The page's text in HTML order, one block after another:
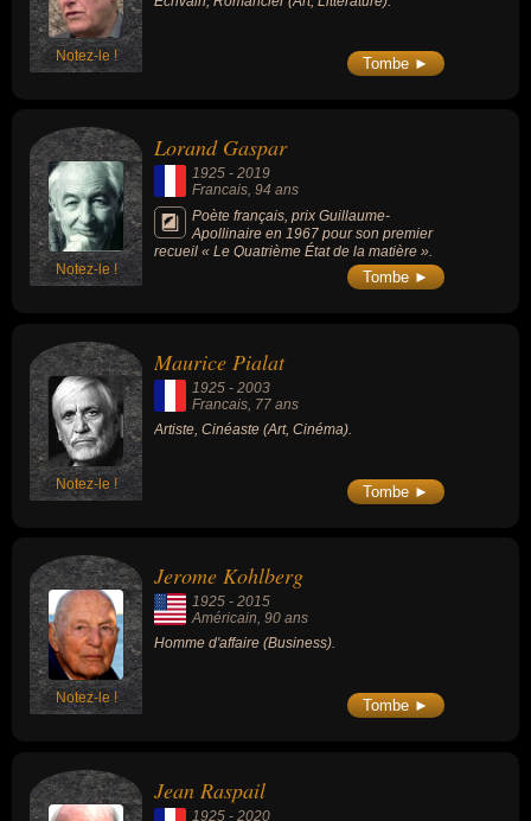
Notez-le ! Tombe ►
Notez-le !
Lorand Gaspar
1925 - 2019
Francais, 94 ans
Poète français, prix Guillaume-
Apollinaire en 1967 pour son premier
recueil « Le Quatrième État de la matière ».
Tombe ►
Notez-le !
Maurice Pialat
1925 - 2003
Francais , 77 ans
Artiste, Cinéaste (Art, Cinéma).
Tombe ►
Notez-le !
Jerome Kohlberg
1925 - 2015
Américain, 90 ans
Homme d'affaire (Business).
Tombe ►
Jean Raspail
1925 - 2020